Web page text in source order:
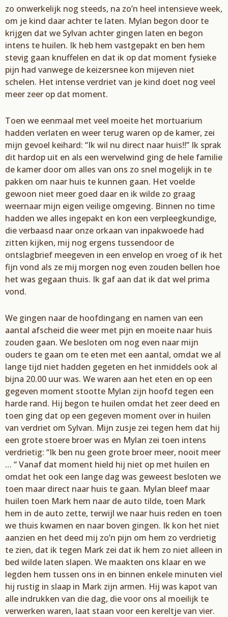
zo onwerkelijk nog steeds, na zo’n heel intensieve week,
om je kind daar achter te laten. Mylan begon door te
krijgen dat we Sylvan achter gingen laten en begon
intens te huilen. Ik heb hem vastgepakt en ben hem
stevig gaan knuffelen en dat ik op dat moment fysieke
pijn had vanwege de keizersnee kon mijeven niet
schelen. Het intense verdriet van je kind doet nog veel
meer zeer op dat moment.
Toen we eenmaal met veel moeite het mortuarium
hadden verlaten en weer terug waren op de kamer, zei
mijn gevoel keihard: “Ik wil nu direct naar huis!!” Ik sprak
dit hardop uit en als een wervelwind ging de hele familie
de kamer door om alles van ons zo snel mogelijk in te
pakken om naar huis te kunnen gaan. Het voelde
gewoon niet meer goed daar en ik wilde zo graag
weernaar mijn eigen veilige omgeving. Binnen no time
hadden we alles ingepakt en kon een verpleegkundige,
die verbaasd naar onze orkaan van inpakwoede had
zitten kijken, mij nog ergens tussendoor de
ontslagbrief meegeven in een envelop en vroeg of ik het
fijn vond als ze mij morgen nog even zouden bellen hoe
het was gegaan thuis. Ik gaf aan dat ik dat wel prima
vond.
We gingen naar de hoofdingang en namen van een
aantal afscheid die weer met pijn en moeite naar huis
zouden gaan. We besloten om nog even naar mijn
ouders te gaan om te eten met een aantal, omdat we al
lange tijd niet hadden gegeten en het inmiddels ook al
bijna 20.00 uur was. We waren aan het eten en op een
gegeven moment stootte Mylan zijn hoofd tegen een
harde rand. Hij begon te huilen omdat het zeer deed en
toen ging dat op een gegeven moment over in huilen
van verdriet om Sylvan. Mijn zusje zei tegen hem dat hij
een grote stoere broer was en Mylan zei toen intens
verdrietig: “Ik ben nu geen grote broer meer, nooit meer
… “Vanaf dat moment hield hij niet op met huilen en
omdat het ook een lange dag was geweest besloten we
toen maar direct naar huis te gaan. Mylan bleef maar
huilen toen Mark hem naar de auto tilde, toen Mark
hem in de auto zette, terwijl we naar huis reden en toen
we thuis kwamen en naar boven gingen. Ik kon het niet
aanzien en het deed mij zo’n pijn om hem zo verdrietig
te zien, dat ik tegen Mark zei dat ik hem zo niet alleen in
bed wilde laten slapen. We maakten ons klaar en we
legden hem tussen ons in en binnen enkele minuten viel
hij rustig in slaap in Mark zijn armen. Hij was kapot van
alle indrukken van die dag, die voor ons al moeilijk te
verwerken waren, laat staan voor een kereltje van vier.